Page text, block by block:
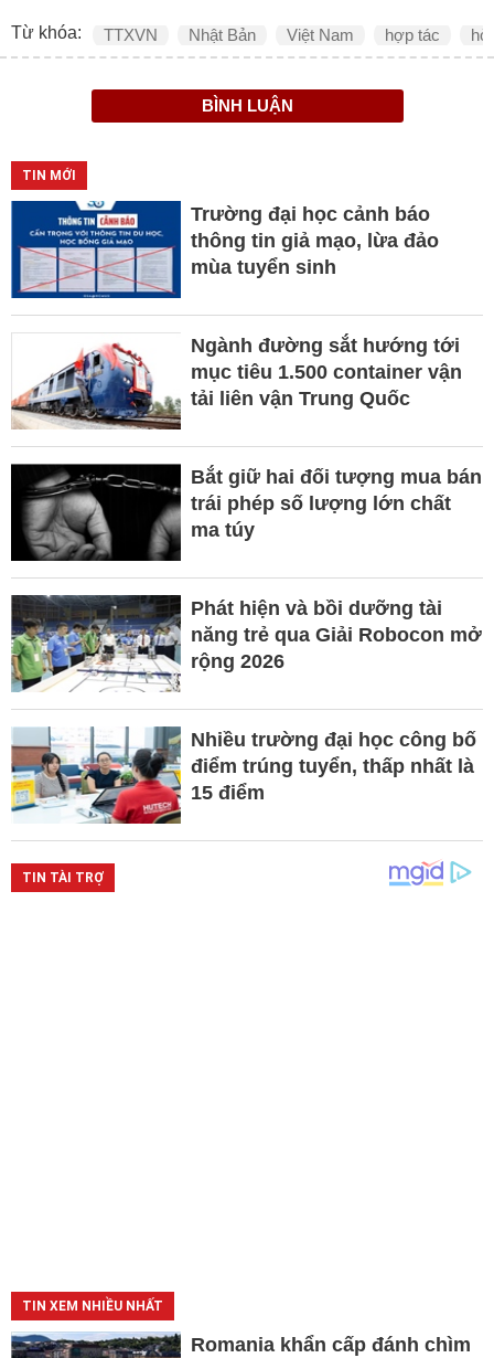
Từ khóa: TTXVN Nhật Bản Việt Nam hợp tác
BÌNH LUẬN
TIN MỚI
Trường đại học cảnh báo
thông tin giả mạo, lừa đảo
mùa tuyển sinh
Ngành đường sắt hướng tới
mục tiêu 1.500 container vận
tải liên vận Trung Quốc
Bắt giữ hai đối tượng mua bán
trái phép số lượng lớn chất
ma túy
Phát hiện và bồi dưỡng tài
năng trẻ qua Giải Robocon mở
rộng 2026
Nhiều trường đại học công bố
điểm trúng tuyển, thấp nhất là
15 điểm
TIN XEM NHIỀU NHẤT
Romania khẩn cấp đánh chìm